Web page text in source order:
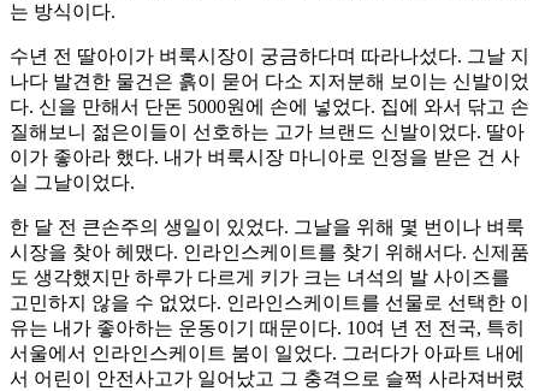
는 방식이다.
수년 전 딸아이가 벼룩시장이 궁금하다며 따라나섰다. 그날 지
나다 발견한 물건은 흙이 묻어 다소 지저분해 보이는 신발이었
다. 신을 만해서 단돈 5000원에 손에 넣었다. 집에 와서 닦고 손
질해보니 젊은이들이 선호하는 고가 브랜드 신발이었다. 딸아
이가 좋아라 했다. 내가 벼룩시장 마니아로 인정을 받은 건 사
실 그날이었다.
한 달 전 큰손주의 생일이 있었다. 그날을 위해 몇 번이나 벼룩
시장을 찾아 헤맸다. 인라인스케이트를 찾기 위해서다. 신제품
도 생각했지만 하루가 다르게 키가 크는 녀석의 발 사이즈를
고민하지 않을 수 없었다. 인라인스케이트를 선물로 선택한 이
유는 내가 좋아하는 운동이기 때문이다. 10여 년 전 전국, 특히
서울에서 인라인스케이트 붐이 일었다. 그러다가 아파트 내에
서 어린이 안전사고가 일어났고 그 충격으로 슬쩍 사라져버렸